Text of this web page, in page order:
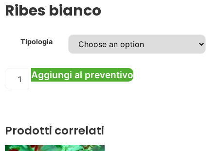
Ribes bianco
Tipologia
Aggiungi al preventivo
Prodotti correlati